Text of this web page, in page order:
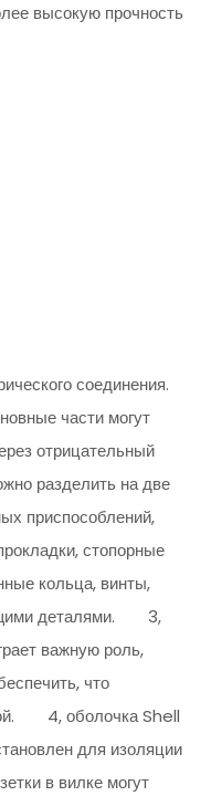
высокую прочность
соединения.
части могут
отрицательный
разделить на две
приспособлений,
стопорные
кольца, винты,
деталями. 3,
важную роль,
что
4, оболочка Shell
для изоляции
в вилке могут